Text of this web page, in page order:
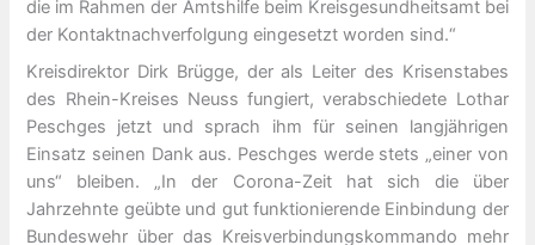
die im Rahmen der Amtshilfe beim Kreisgesundheitsamt bei
der Kontaktnachverfolgung eingesetzt worden sind.“
Kreisdirektor Dirk Brügge, der als Leiter des Krisenstabes
des Rhein-Kreises Neuss fungiert, verabschiedete Lothar
Peschges jetzt und sprach ihm für seinen langjährigen
Einsatz seinen Dank aus. Peschges werde stets „einer von
uns“ bleiben. „In der Corona-Zeit hat sich die über
Jahrzehnte geübte und gut funktionierende Einbindung der
Bundeswehr über das Kreisverbindungskommando mehr